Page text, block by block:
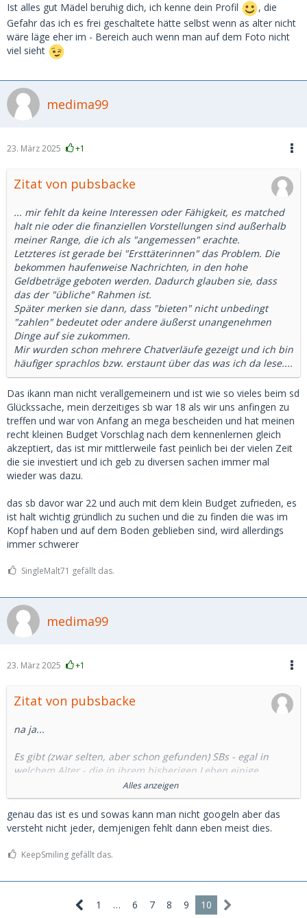
Interessante Einstellung. 😋
Warum sollte eine Frau über 30 auch Geld dafür nehmen,
dass sie ihre Sexualität lebt und noch so begehrenswert ist,
lassen....
Völlig absurde Idee, wo die doch alle Hängebrüste haben
und ein verkorkstes, verbittertes Leben. 😅
Ist alles gut Mädel beruhig dich, ich kenne dein Profil
, die
Gefahr das ich es frei geschaltete hätte selbst wenn as alter nicht
wäre läge eher im - Bereich auch wenn man auf dem Foto nicht
viel sieht
medima99
23. März 2025 +1
Zitat von pubsbacke
... mir fehlt da keine Interessen oder Fähigkeit, es matched
halt nie oder die finanziellen Vorstellungen sind außerhalb
meiner Range, die ich als "angemessen" erachte.
Letzteres ist gerade bei "Ersttäterinnen" das Problem. Die
bekommen haufenweise Nachrichten, in den hohe
Geldbeträge geboten werden. Dadurch glauben sie, dass
das der "übliche" Rahmen ist.
Später merken sie dann, dass "bieten" nicht unbedingt
"zahlen" bedeutet oder andere äußerst unangenehmen
Dinge auf sie zukommen.
Mir wurden schon mehrere Chatverläufe gezeigt und ich bin
häufiger sprachlos bzw. erstaunt über das was ich da lese....
Das ikann man nicht verallgemeinern und ist wie so vieles beim sd
Glückssache, mein derzeitiges sb war 18 als wir uns anfingen zu
treffen und war von Anfang an mega bescheiden und hat meinen
recht kleinen Budget Vorschlag nach dem kennenlernen gleich
akzeptiert, das ist mir mittlerweile fast peinlich bei der vielen Zeit
die sie investiert und ich geb zu diversen sachen immer mal
wieder was dazu.
das sb davor war 22 und auch mit dem klein Budget zufrieden, es
ist halt wichtig gründlich zu suchen und die zu finden die was im
Kopf haben und auf dem Boden geblieben sind, wird allerdings
immer schwerer
SingleMalt71 gefällt das.
medima99
23. März 2025 +1
Zitat von pubsbacke
na ja...
Es gibt (zwar selten, aber schon gefunden) SBs - egal in
welchem Alter - die in ihrem bisherigen Leben einige
schlechte Entscheidungen getroffen haben und zusätzlich
ihre Familie/Freundeskreis nicht zu allen Themen sinnvoll
befragen können oder wollen. Da hilft dann ein SD vielleicht
mal weiter, denn Google, Chatgbt oder Bücher bringen nicht
immer den Erfolg.
Das SB, mit dem sich gerade etwas anbahnt, hat mir nach
sie sagt, wie wertgeschätzt und vorurteilsfrei sie unsere
Einige suchen tatsächlich einen "Lebenserfahrenen" Mann
Alles anzeigen
genau das ist es und sowas kann man nicht googeln aber das
versteht nicht jeder, demjenigen fehlt dann eben meist dies.
KeepSmiling gefällt das.
1 … 6 7 8 9 10